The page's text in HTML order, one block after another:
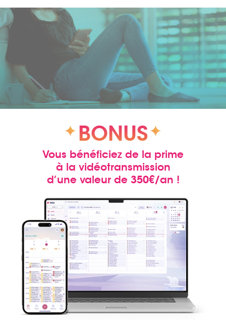
BONUS
Vous bénéficiez de la prime
à la vidéotransmission
d’une valeur de 350€/an !